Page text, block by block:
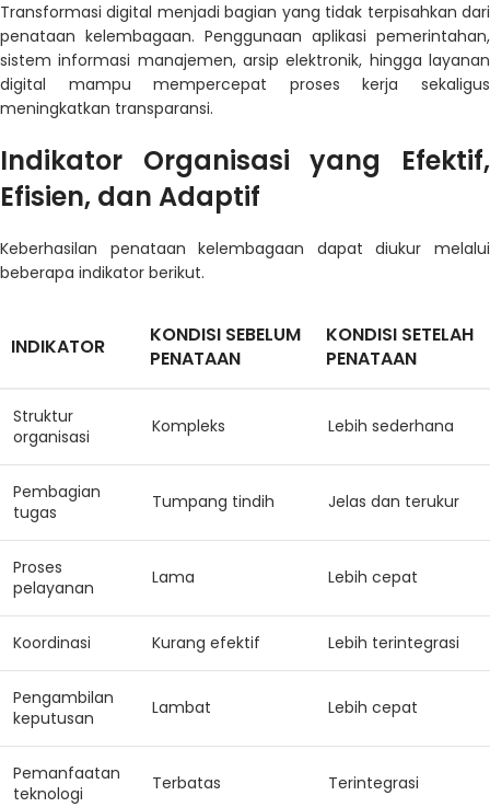
Transformasi digital menjadi bagian yang tidak terpisahkan dari
penataan kelembagaan. Penggunaan aplikasi pemerintahan,
sistem informasi manajemen, arsip elektronik, hingga layanan
digital mampu mempercepat proses kerja sekaligus
meningkatkan transparansi.
Indikator Organisasi yang Efektif,
Efisien, dan Adaptif
Keberhasilan penataan kelembagaan dapat diukur melalui
beberapa indikator berikut.
INDIKATOR
KONDISI SEBELUM
PENATAAN
KONDISI SETELAH
PENATAAN
Struktur
organisasi
Kompleks Lebih sederhana
Pembagian
tugas
Tumpang tindih Jelas dan terukur
Proses
pelayanan
Lama Lebih cepat
Koordinasi Kurang efektif Lebih terintegrasi
Pengambilan
keputusan
Lambat Lebih cepat
Pemanfaatan
teknologi
Terbatas Terintegrasi